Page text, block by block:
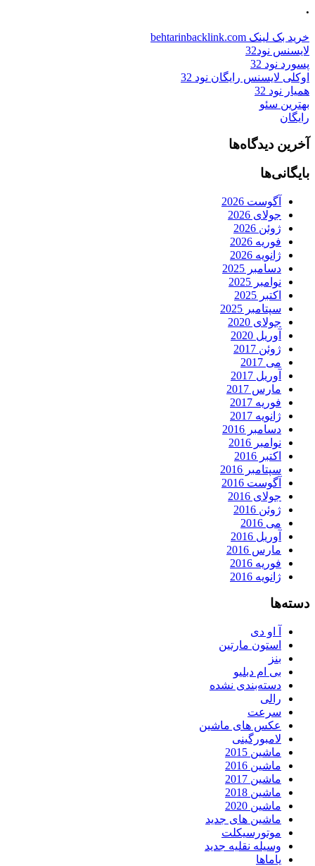
.
خرید بک لینک behtarinbacklink.com
لایسنس نود32
پسورد نود 32
اوکلی لایسنس رایگان نود 32
همیار نود 32
بهترین سئو
رایگان
آخرین دیدگاه‌ها
بایگانی‌ها
آگوست 2026
جولای 2026
ژوئن 2026
فوریه 2026
ژانویه 2026
دسامبر 2025
نوامبر 2025
اکتبر 2025
سپتامبر 2025
جولای 2020
آوریل 2020
ژوئن 2017
می 2017
آوریل 2017
مارس 2017
فوریه 2017
ژانویه 2017
دسامبر 2016
نوامبر 2016
اکتبر 2016
سپتامبر 2016
آگوست 2016
جولای 2016
ژوئن 2016
می 2016
آوریل 2016
مارس 2016
فوریه 2016
ژانویه 2016
دسته‌ها
آ او دی
استون مارتین
بنز
بی ام دبلیو
دسته‌بندی نشده
رالی
سرعت
عکس های ماشین
لامبورگینی
ماشین 2015
ماشین 2016
ماشین 2017
ماشین 2018
ماشین 2020
ماشین های جدید
موتورسیکلت
وسیله نقلیه جدید
یاماها